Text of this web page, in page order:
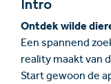
Intro
Ontdek wilde
Een spannend
reality maakt van
Start gewoon de